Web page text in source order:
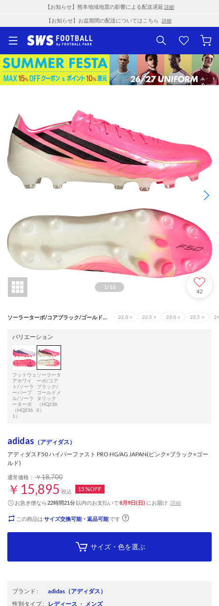
【お知らせ】熊本地域地震の影響による配送遅延 詳細
【お知らせ】お盆期間の配送についてはこちら 詳細
1/16
42
ソーラーターボ/コアブラック/ゴールドメタリック（HQ2360） 22.0 × 22.5 × 23.0 × 23.5 ×
バリエーション
フットウェ
アホワイ
ト/ソーラ
ーパープ
ル/ソーラ
ーターボ
（HQ236
1）
ソーラータ
ーボ/コア
ブラック/
ゴールドメ
タリック
（HQ236
0）
adidas （アディダス）
アディダス F50 ハイパーファスト PRO HG/AG JAPAN(ピンク×ブラック×ゴー
ルド)
通常価格： ￥18,700
￥15,895 税込 15%OFF
お急ぎ便なら22時間21分以内のお支払いで8月9日(日) にお届け 詳細
この商品は サイズ交換可能・返品可能です
サイズ・色を選ぶ
ブランド : adidas （アディダス）
性別タイプ: レディース ・
メンズ